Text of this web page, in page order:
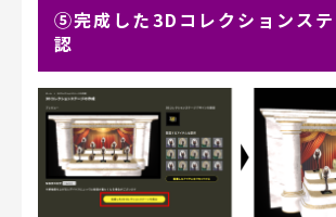
⑤完成した3Dコレクションス
認